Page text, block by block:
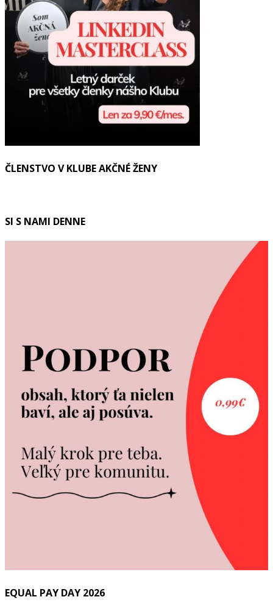
ČLENSTVO V KLUBE AKČNÉ ŽENY
SI S NAMI DENNE
EQUAL PAY DAY 2026